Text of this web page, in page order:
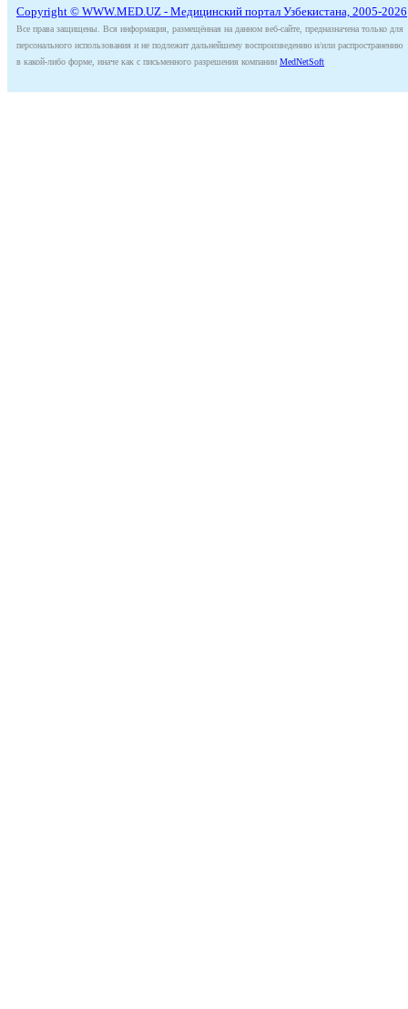
Copyright © WWW.MED.UZ - Медицинский портал Узбекистана, 2005-2026
Все права защищены. Вся информация, размещённая на данном веб-сайте, предназначена только для
персонального использования и не подлежит дальнейшему воспроизведению и/или распространению
в какой-либо форме, иначе как с письменного разрешения компании MedNetSoft